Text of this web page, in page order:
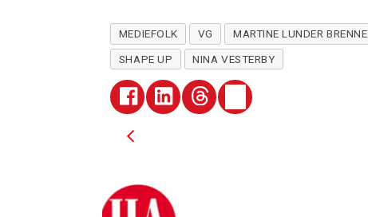
MEDIEFOLK VG MARTINE LUNDER BRENNE
SHAPE UP
NINA VESTERBY